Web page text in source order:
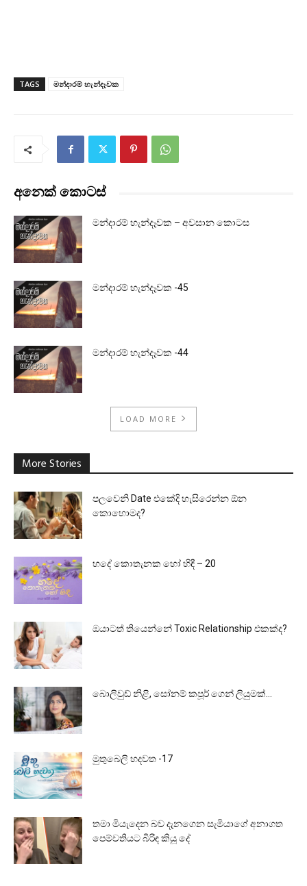
TAGS මන්දාරම් හැන්දෑවක
අනෙක් කොටස්
මන්දාරම් හැන්දෑවක – අවසාන කොටස
මන්දාරම් හැන්දෑවක -45
මන්දාරම් හැන්දෑවක -44
LOAD MORE
More Stories
පලවෙනි Date එකේදි හැසිරෙන්න ඕන
කොහොමද?
හදේ කොතැනක හෝ හිඳී – 20
ඔයාටත් තියෙන්නේ Toxic Relationship එකක්ද?
බොලිවුඩ් නිළි, සෝනම් කපූර් ගෙන් ලියුමක්…
මුතුබෙලි හදවත -17
තමා මියැදෙන බව දැනගෙන සැමියාගේ අනාගත
පෙම්වතියට බිරිඳ කියූ දේ